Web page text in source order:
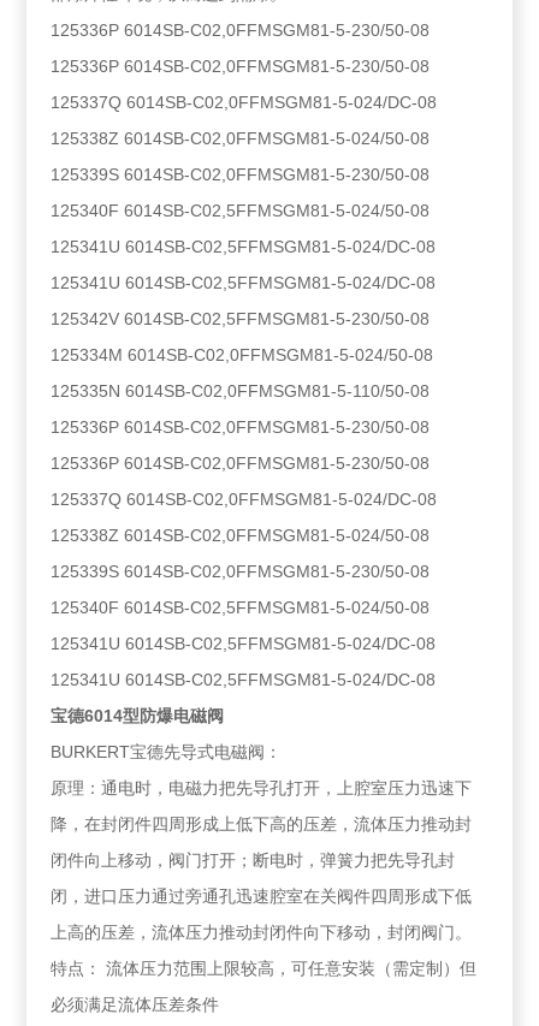
125336P 6014SB-C02,0FFMSGM81-5-230/50-08
125336P 6014SB-C02,0FFMSGM81-5-230/50-08
125337Q 6014SB-C02,0FFMSGM81-5-024/DC-08
125338Z 6014SB-C02,0FFMSGM81-5-024/50-08
125339S 6014SB-C02,0FFMSGM81-5-230/50-08
125340F 6014SB-C02,5FFMSGM81-5-024/50-08
125341U 6014SB-C02,5FFMSGM81-5-024/DC-08
125341U 6014SB-C02,5FFMSGM81-5-024/DC-08
125342V 6014SB-C02,5FFMSGM81-5-230/50-08
125334M 6014SB-C02,0FFMSGM81-5-024/50-08
125335N 6014SB-C02,0FFMSGM81-5-110/50-08
125336P 6014SB-C02,0FFMSGM81-5-230/50-08
125336P 6014SB-C02,0FFMSGM81-5-230/50-08
125337Q 6014SB-C02,0FFMSGM81-5-024/DC-08
125338Z 6014SB-C02,0FFMSGM81-5-024/50-08
125339S 6014SB-C02,0FFMSGM81-5-230/50-08
125340F 6014SB-C02,5FFMSGM81-5-024/50-08
125341U 6014SB-C02,5FFMSGM81-5-024/DC-08
125341U 6014SB-C02,5FFMSGM81-5-024/DC-08
宝德6014型防爆电磁阀
BURKERT宝德先导式电磁阀：
原理：通电时，电磁力把先导孔打开，上腔室压力迅速下
降，在封闭件四周形成上低下高的压差，流体压力推动封
闭件向上移动，阀门打开；断电时，弹簧力把先导孔封
闭，进口压力通过旁通孔迅速腔室在关阀件四周形成下低
上高的压差，流体压力推动封闭件向下移动，封闭阀门。
特点： 流体压力范围上限较高，可任意安装（需定制）但
必须满足流体压差条件